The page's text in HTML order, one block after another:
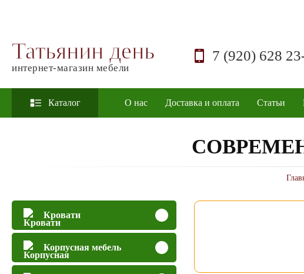
Татьянин день
интернет-магазин мебели
7 (920) 628
Каталог О нас Доставка и оплата Статьи
Кровати
Корпусная мебель